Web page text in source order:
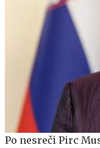
Po nesreči Pirc